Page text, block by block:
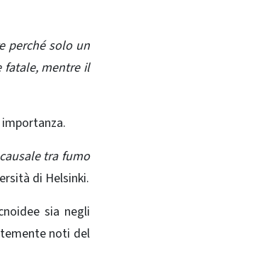
perché solo un
fatale, mentre il
tra fumo
di Helsinki.
sia negli
noti del